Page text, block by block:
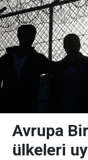
Avrupa
ülkeleri